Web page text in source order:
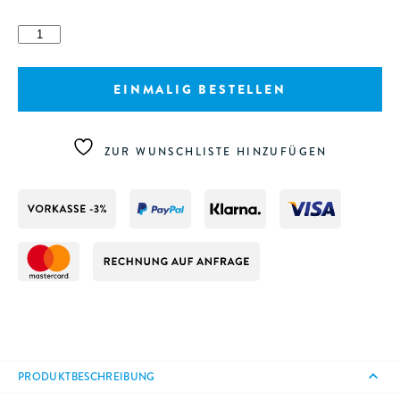
Jumbo
Menge
EINMALIG BESTELLEN
ZUR WUNSCHLISTE HINZUFÜGEN
PRODUKTBESCHREIBUNG